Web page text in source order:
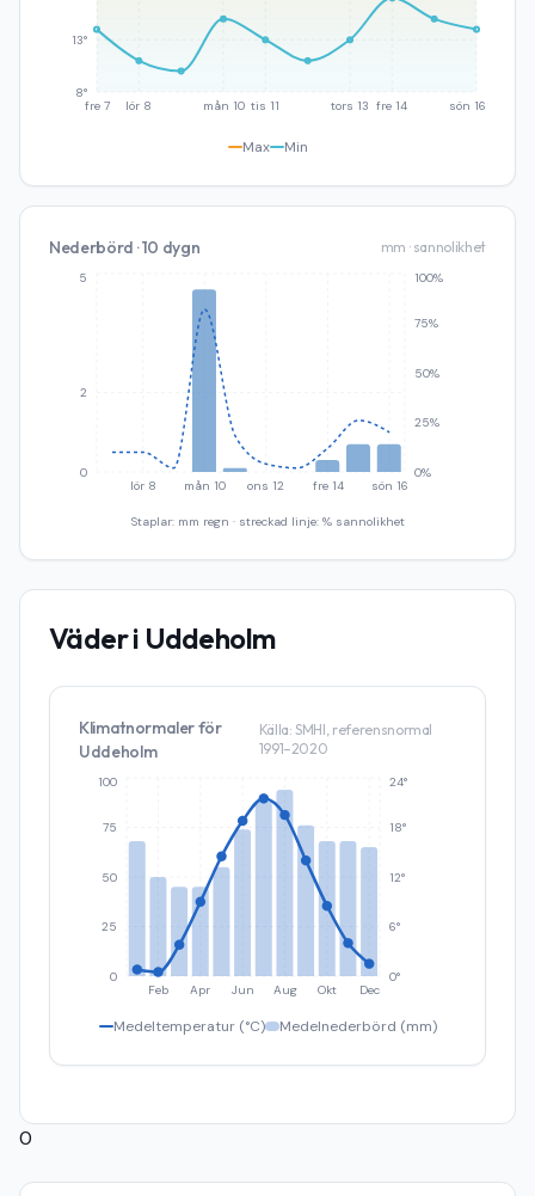
fre 7 lör 8 mån 10 tis 11 tors 13 fre 14 sön 16
8°
13°
Max Min
Nederbörd · 10 dygn mm · sannolikhet
lör 8 mån 10 ons 12 fre 14 sön 16
0
2
5
0%
25%
50%
75%
100%
Staplar: mm regn · streckad linje: % sannolikhet
Väder i Uddeholm
Klimatnormaler för
Uddeholm
Källa: SMHI, referensnormal
1991–2020
Feb Apr Jun Aug Okt Dec
0
25
50
75
100
0°
6°
12°
18°
24°
Medeltemperatur (°C) Medelnederbörd (mm)
0